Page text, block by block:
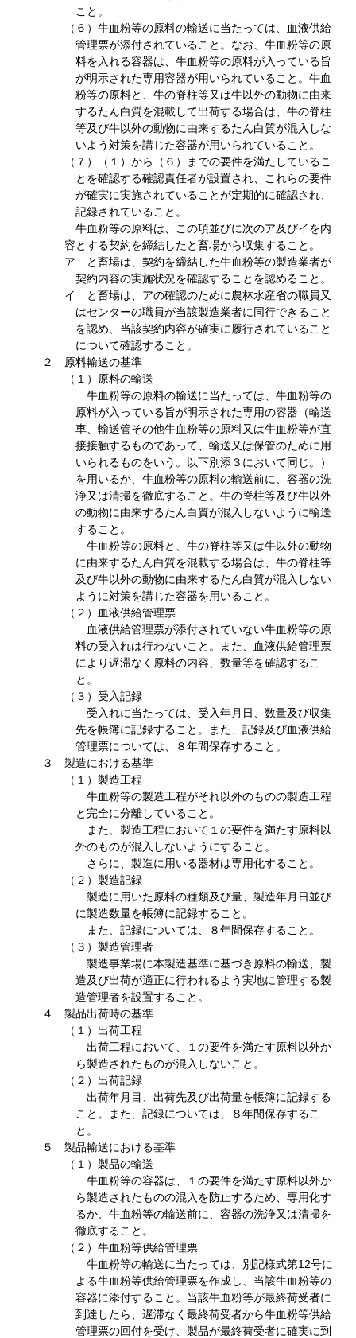
こと。
（６）牛血粉等の原料の輸送に当たっては、血液供給
管理票が添付されていること。なお、牛血粉等の原
料を入れる容器は、牛血粉等の原料が入っている旨
が明示された専用容器が用いられていること。牛血
粉等の原料と、牛の脊柱等又は牛以外の動物に由来
するたん白質を混載して出荷する場合は、牛の脊柱
等及び牛以外の動物に由来するたん白質が混入しな
いよう対策を講じた容器が用いられていること。
（７）（１）から（６）までの要件を満たしているこ
とを確認する確認責任者が設置され、これらの要件
が確実に実施されていることが定期的に確認され、
記録されていること。
牛血粉等の原料は、この項並びに次のア及びイを内
容とする契約を締結したと畜場から収集すること。
ア と畜場は、契約を締結した牛血粉等の製造業者が
契約内容の実施状況を確認することを認めること。
イ と畜場は、アの確認のために農林水産省の職員又
はセンターの職員が当該製造業者に同行できること
を認め、当該契約内容が確実に履行されていること
について確認すること。
２ 原料輸送の基準
（１）原料の輸送
牛血粉等の原料の輸送に当たっては、牛血粉等の
原料が入っている旨が明示された専用の容器（輸送
車、輸送管その他牛血粉等の原料又は牛血粉等が直
接接触するものであって、輸送又は保管のために用
いられるものをいう。以下別添３において同じ。）
を用いるか、牛血粉等の原料の輸送前に、容器の洗
浄又は清掃を徹底すること。牛の脊柱等及び牛以外
の動物に由来するたん白質が混入しないように輸送
すること。
牛血粉等の原料と、牛の脊柱等又は牛以外の動物
に由来するたん白質を混載する場合は、牛の脊柱等
及び牛以外の動物に由来するたん白質が混入しない
ように対策を講じた容器を用いること。
（２）血液供給管理票
血液供給管理票が添付されていない牛血粉等の原
料の受入れは行わないこと。また、血液供給管理票
により遅滞なく原料の内容、数量等を確認するこ
と。
（３）受入記録
受入れに当たっては、受入年月日、数量及び収集
先を帳簿に記録すること。また、記録及び血液供給
管理票については、８年間保存すること。
３ 製造における基準
（１）製造工程
牛血粉等の製造工程がそれ以外のものの製造工程
と完全に分離していること。
また、製造工程において１の要件を満たす原料以
外のものが混入しないようにすること。
さらに、製造に用いる器材は専用化すること。
（２）製造記録
製造に用いた原料の種類及び量、製造年月日並び
に製造数量を帳簿に記録すること。
また、記録については、８年間保存すること。
（３）製造管理者
製造事業場に本製造基準に基づき原料の輸送、製
造及び出荷が適正に行われるよう実地に管理する製
造管理者を設置すること。
４ 製品出荷時の基準
（１）出荷工程
出荷工程において、１の要件を満たす原料以外か
ら製造されたものが混入しないこと。
（２）出荷記録
出荷年月目、出荷先及び出荷量を帳簿に記録する
こと。また、記録については、８年間保存するこ
と。
５ 製品輸送における基準
（１）製品の輸送
牛血粉等の容器は、１の要件を満たす原料以外か
ら製造されたものの混入を防止するため、専用化す
るか、牛血粉等の輸送前に、容器の洗浄又は清掃を
徹底すること。
（２）牛血粉等供給管理票
牛血粉等の輸送に当たっては、別記様式第12号に
よる牛血粉等供給管理票を作成し、当該牛血粉等の
容器に添付すること。当該牛血粉等が最終荷受者に
到達したら、遅滞なく最終荷受者から牛血粉等供給
管理票の回付を受け、製品が最終荷受者に確実に到